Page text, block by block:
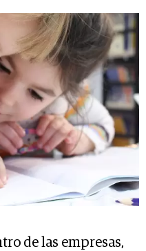
de las empresas,